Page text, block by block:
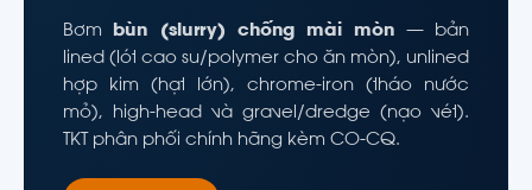
Bơm bùn (slurry) chống mài mòn — bản
lined (lót cao su/polymer cho ăn mòn), unlined
hợp kim (hạt lớn), chrome-iron (tháo nước
mỏ), high-head và gravel/dredge (nạo vét).
TKT phân phối chính hãng kèm CO-CQ.